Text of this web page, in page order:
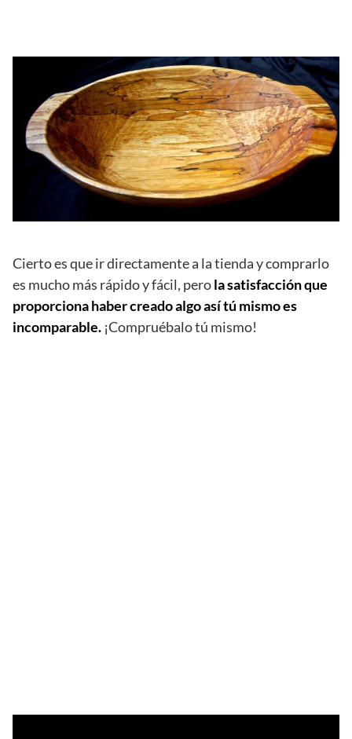
Cierto es que ir directamente a la tienda y comprarlo
es mucho más rápido y fácil, perola satisfacción que
proporciona haber creado algo así tú mismo es
incomparable. ¡Compruébalo tú mismo!